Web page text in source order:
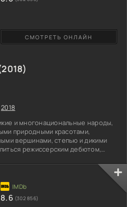
2018
и многонациональные народы,
природными красотами,
вершинами, степью и дикими
режиссерским дебютом,
в священных местах,
и староверами, хранящими
давние традиции. Над
фильма трудились волонтеры,
СМОТРЕТЬ ОНЛАЙН
8.6 (302 856)